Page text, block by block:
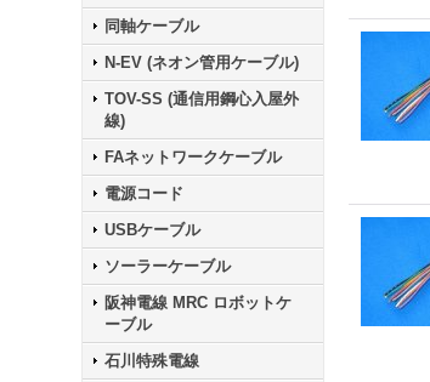
同軸ケーブル
N-EV (ネオン管用ケーブル)
TOV-SS (通信用鋼心入屋外
線)
FAネットワークケーブル
電源コード
USBケーブル
ソーラーケーブル
阪神電線 MRC ロボットケ
ーブル
石川特殊電線